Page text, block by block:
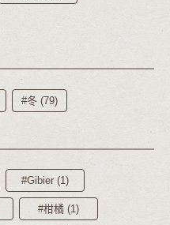
#冬 (79)
#Gibier (1)
#柑橘 (1)